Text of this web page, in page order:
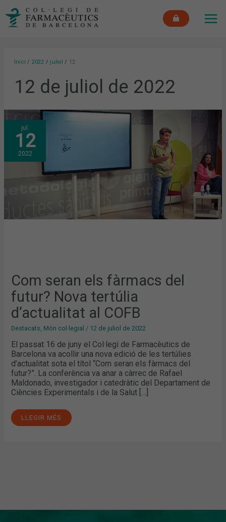
Inici 2022 juliol 12
12 de juliol de 2022
jul.
12
2022
Com seran els fàrmacs del
futur? Nova tertúlia
d’actualitat al COFB
Destacats, Món col·legial / 12 de juliol de 2022
El passat 16 de juny el Col·legi de Farmacèutics de
Barcelona va acollir una nova edició de les tertúlies
d’actualitat sota el títol “Com seran els fàrmacs del
futur?”. La conferència va anar a càrrec de Rafael
Maldonado, investigador i catedràtic del Departament de
Ciències Experimentals i de la Salut […]
COM
SERAN
ELS
FÀRMACS
DEL
FUTUR?
NOVA
TERTÚLIA
D’ACTUALITAT
LLEGIR MÉS